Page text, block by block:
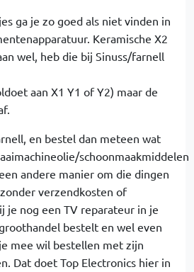
ga je zo goed als niet vinden in
Keramische X2
wel, heb die bij Sinuss/farnell
aan X1 Y1 of Y2) maar de
en bestel dan meteen wat
schoonmaakmiddelen
andere manier om die dingen
verzendkosten of
je nog een TV reparateur in je
bestelt en wel even
mee wil bestellen met zijn
Dat doet Top Electronics hier in